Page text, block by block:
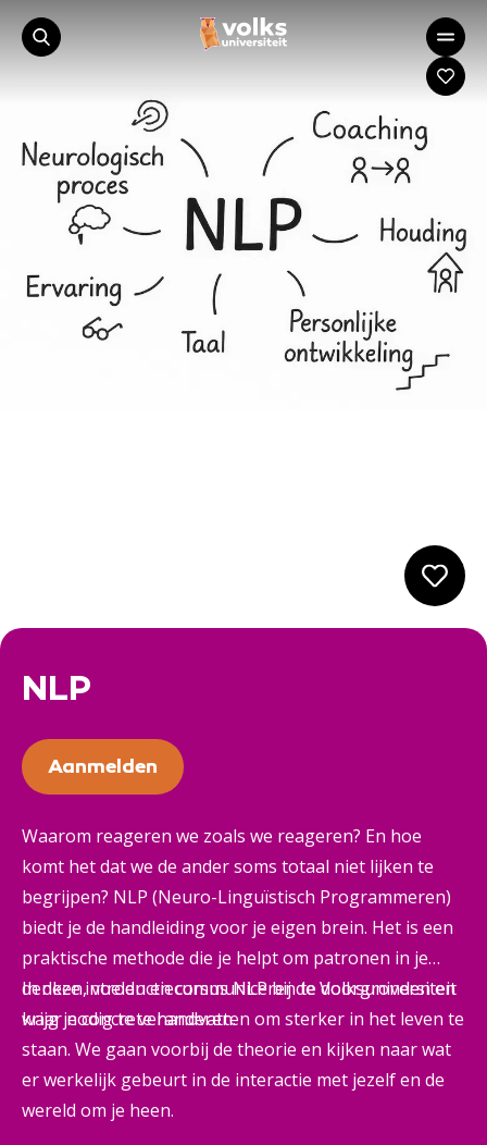
NLP
Aanmelden
Waarom reageren we zoals we reageren? En hoe
komt het dat we de ander soms totaal niet lijken te
begrijpen? NLP (Neuro-Linguïstisch Programmeren)
biedt je de handleiding voor je eigen brein. Het is een
praktische methode die je helpt om patronen in je
denken, voelen en communiceren te doorgronden en
waar nodig te veranderen.
In deze introductiecursus NLP bij de Volksuniversiteit
krijg je concrete handvatten om sterker in het leven te
staan. We gaan voorbij de theorie en kijken naar wat
er werkelijk gebeurt in de interactie met jezelf en de
wereld om je heen.